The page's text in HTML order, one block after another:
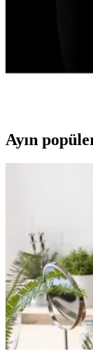
Dyson AirStreat,
Ayın